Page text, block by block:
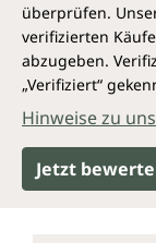
überprüfen.
verifizierten
abzugeben.
„Verifiziert“
Hinweise zu
Jetzt